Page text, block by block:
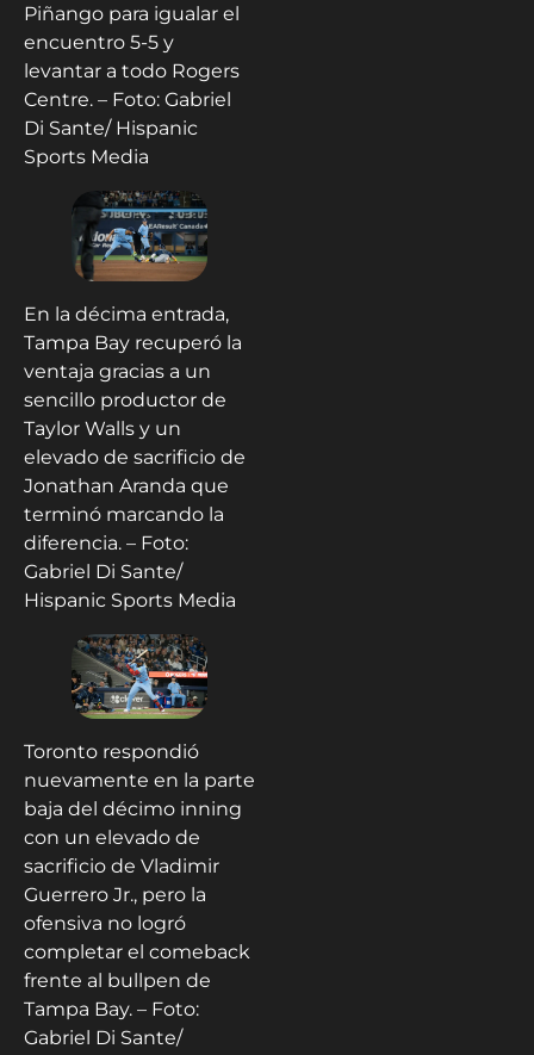
Piñango para igualar el
encuentro 5-5 y
levantar a todo Rogers
Centre. – Foto: Gabriel
Di Sante/ Hispanic
Sports Media
En la décima entrada,
Tampa Bay recuperó la
ventaja gracias a un
sencillo productor de
Taylor Walls y un
elevado de sacrificio de
Jonathan Aranda que
terminó marcando la
diferencia. – Foto:
Gabriel Di Sante/
Hispanic Sports Media
Toronto respondió
nuevamente en la parte
baja del décimo inning
con un elevado de
sacrificio de Vladimir
Guerrero Jr., pero la
ofensiva no logró
completar el comeback
frente al bullpen de
Tampa Bay. – Foto:
Gabriel Di Sante/